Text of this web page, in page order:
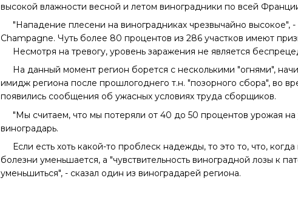
высокой влажности весной и летом виноградники по всей
"Нападение плесени на виноградниках чрезвычайно высокое",
Champagne. Чуть более 80 процентов из 286 участков имеют
Несмотря на тревогу, уровень заражения не является
На данный момент регион борется с несколькими "огнями",
имидж региона после прошлогоднего т.н. "позорного сбора", во
появились сообщения об ужасных условиях труда сборщиков.
"Мы считаем, что мы потеряли от 40 до 50 процентов урожая
виноградарь.
Если есть хоть какой-то проблеск надежды, то это то, что,
болезни уменьшается, а "чувствительность виноградной лозы к
уменьшиться", - сказал один из виноградарей региона.